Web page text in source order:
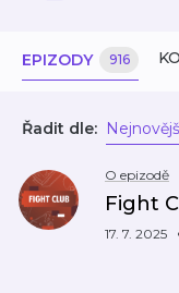
EPIZODY 916
Řadit dle:
O epizodě
Fight
17. 7. 2025